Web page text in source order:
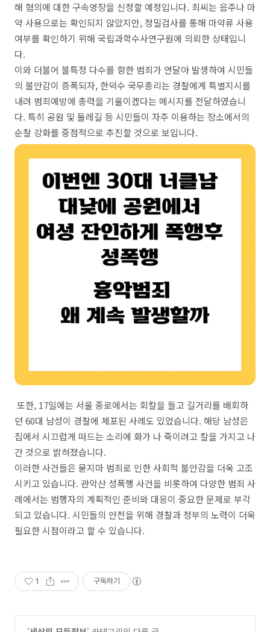
해 혐의에 대한 구속영장을 신청할 예정입니다. 최씨는 음주나 마
약 사용으로는 확인되지 않았지만, 정밀검사를 통해 마약류 사용
여부를 확인하기 위해 국립과학수사연구원에 의뢰한 상태입니
다.
이와 더불어 불특정 다수를 향한 범죄가 연달아 발생하여 시민들
의 불안감이 증폭되자, 한덕수 국무총리는 경찰에게 특별지시를
내려 범죄예방에 총력을 기울이겠다는 메시지를 전달하였습니
다. 특히 공원 및 둘레길 등 시민들이 자주 이용하는 장소에서의
순찰 강화를 중점적으로 추진할 것으로 보입니다.
또한, 17일에는 서울 종로에서는 회칼을 들고 길거리를 배회하
던 60대 남성이 경찰에 체포된 사례도 있었습니다. 해당 남성은
집에서 시끄럽게 떠드는 소리에 화가 나 죽이려고 칼을 가지고 나
간 것으로 밝혀졌습니다.
이러한 사건들은 묻지마 범죄로 인한 사회적 불안감을 더욱 고조
시키고 있습니다. 관악산 성폭행 사건을 비롯하여 다양한 범죄 사
례에서는 범행자의 계획적인 준비와 대응이 중요한 문제로 부각
되고 있습니다. 시민들의 안전을 위해 경찰과 정부의 노력이 더욱
필요한 시점이라고 할 수 있습니다.
1 구독하기